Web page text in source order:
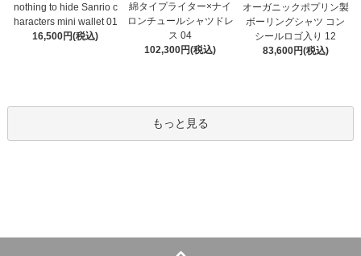
nothing to hide Sanrio c
haracters mini wallet⁠ 01
16,500円(税込)
綿タイプライター×ナイ
ロンチュールシャツドレ
ス 04
102,300円(税込)
オーガニックポプリン製
ボーリングシャツ コン
シールロゴ入り 12
83,600円(税込)
もっと見る